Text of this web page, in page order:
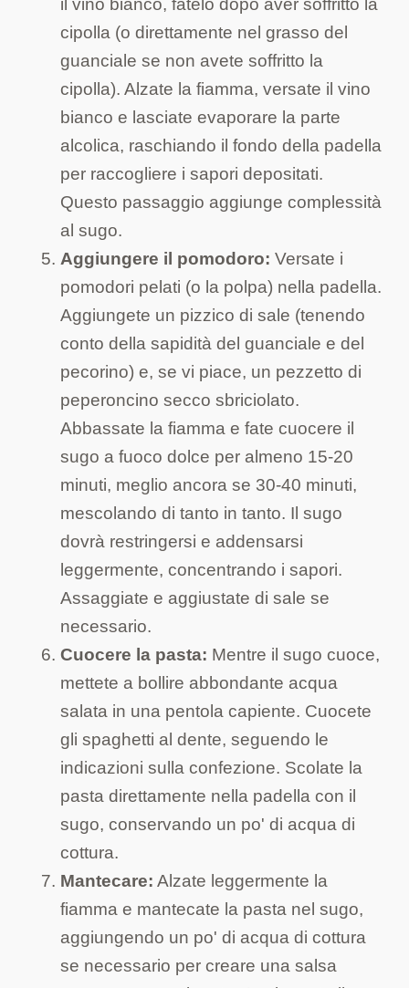
il vino bianco, fatelo dopo aver soffritto la
cipolla (o direttamente nel grasso del
guanciale se non avete soffritto la
cipolla). Alzate la fiamma, versate il vino
bianco e lasciate evaporare la parte
alcolica, raschiando il fondo della padella
per raccogliere i sapori depositati.
Questo passaggio aggiunge complessità
al sugo.
Aggiungere il pomodoro: Versate i
pomodori pelati (o la polpa) nella padella.
Aggiungete un pizzico di sale (tenendo
conto della sapidità del guanciale e del
pecorino) e, se vi piace, un pezzetto di
peperoncino secco sbriciolato.
Abbassate la fiamma e fate cuocere il
sugo a fuoco dolce per almeno 15-20
minuti, meglio ancora se 30-40 minuti,
mescolando di tanto in tanto. Il sugo
dovrà restringersi e addensarsi
leggermente, concentrando i sapori.
Assaggiate e aggiustate di sale se
necessario.
Cuocere la pasta: Mentre il sugo cuoce,
mettete a bollire abbondante acqua
salata in una pentola capiente. Cuocete
gli spaghetti al dente, seguendo le
indicazioni sulla confezione. Scolate la
pasta direttamente nella padella con il
sugo, conservando un po' di acqua di
cottura.
Mantecare: Alzate leggermente la
fiamma e mantecate la pasta nel sugo,
aggiungendo un po' di acqua di cottura
se necessario per creare una salsa